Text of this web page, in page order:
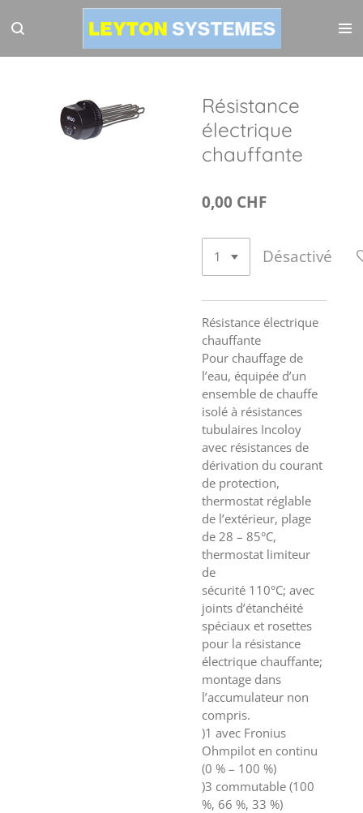
au
Résistance
électrique
chauffante
0,00 CHF
Désactivé
Résistance électrique
chauffante
Pour chauffage de
l’eau, équipée d’un
ensemble de chauffe
isolé à résistances
tubulaires Incoloy
avec résistances de
dérivation du courant
de protection,
thermostat réglable
de l’extérieur, plage
de 28 – 85°C,
thermostat limiteur
de
sécurité 110°C; avec
joints d’étanchéité
spéciaux et rosettes
pour la résistance
électrique chauffante;
montage dans
l’accumulateur non
compris.
)1 avec Fronius
Ohmpilot en continu
(0 % – 100 %)
)3 commutable (100
%, 66 %, 33 %)